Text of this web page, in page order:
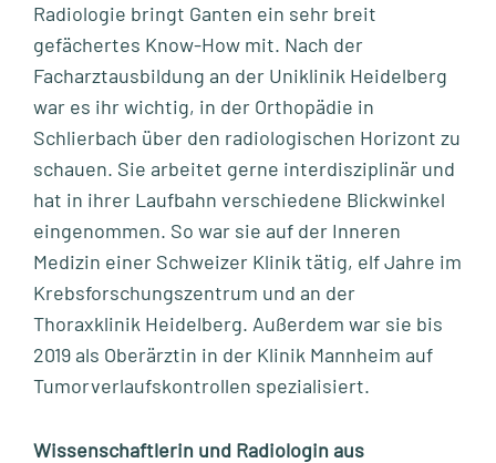
Radiologie bringt Ganten ein sehr breit
gefächertes Know-How mit. Nach der
Facharztausbildung an der Uniklinik Heidelberg
war es ihr wichtig, in der Orthopädie in
Schlierbach über den radiologischen Horizont zu
schauen. Sie arbeitet gerne interdisziplinär und
hat in ihrer Laufbahn verschiedene Blickwinkel
eingenommen. So war sie auf der Inneren
Medizin einer Schweizer Klinik tätig, elf Jahre im
Krebsforschungszentrum und an der
Thoraxklinik Heidelberg. Außerdem war sie bis
2019 als Oberärztin in der Klinik Mannheim auf
Tumorverlaufskontrollen spezialisiert.
Wissenschaftlerin und Radiologin aus